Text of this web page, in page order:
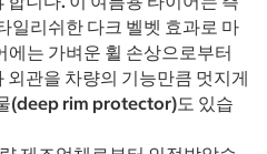
일리쉬한 다크 벨벳 효과로 마
에는 가벼운 휠 손상으로부터
외관을 차량의 기능만큼 멋지게
(deep rim protector)도 있습